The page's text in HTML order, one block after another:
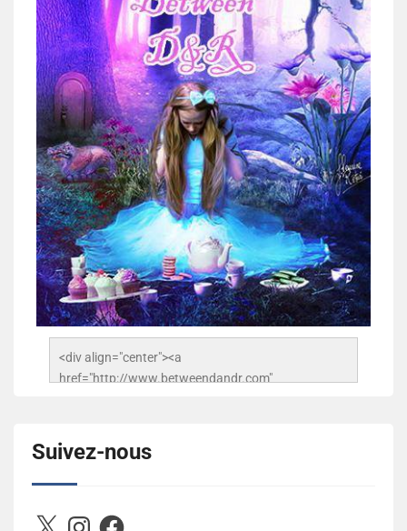
<div align="center"><a
href="http://www.betweendandr.com"
503716673157532-2788222864243652657-n.jpg"
alt="Between D&R" style="border:none;" /></a>
</div>
Suivez-nous
X InstagramFacebook